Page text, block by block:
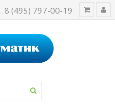
8 (495) 797-00-19